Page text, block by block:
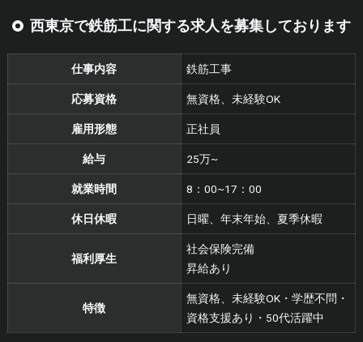
西東京で鉄筋工に関する求人を募集しております
仕事内容 鉄筋工事
応募資格 無資格、未経験OK
雇用形態 正社員
給与 25万~
就業時間 8：00~17：00
休日休暇 日曜、年末年始、夏季休暇
福利厚生
社会保険完備
昇給あり
特徴
無資格、未経験OK・学歴不問・
資格支援あり・50代活躍中